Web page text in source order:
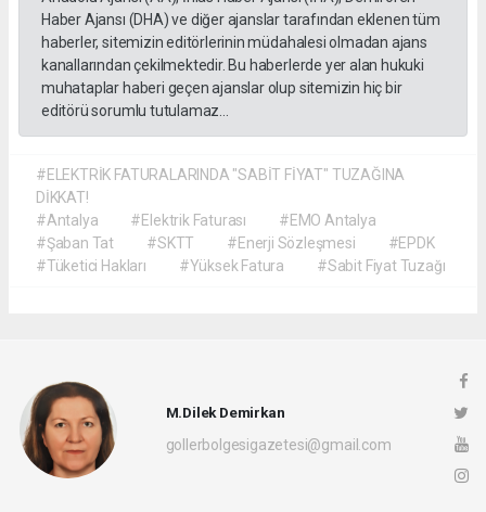
Haber Ajansı (DHA) ve diğer ajanslar tarafından eklenen tüm
haberler, sitemizin editörlerinin müdahalesi olmadan ajans
kanallarından çekilmektedir. Bu haberlerde yer alan hukuki
muhataplar haberi geçen ajanslar olup sitemizin hiç bir
editörü sorumlu tutulamaz...
#ELEKTRİK FATURALARINDA "SABİT FİYAT" TUZAĞINA
DİKKAT!
#Antalya
#Elektrik Faturası
#EMO Antalya
#Şaban Tat
#SKTT #Enerji Sözleşmesi
#EPDK
#Tüketici Hakları
#Yüksek Fatura #Sabit Fiyat Tuzağı
M.Dilek Demirkan
gollerbolgesigazetesi@gmail.com